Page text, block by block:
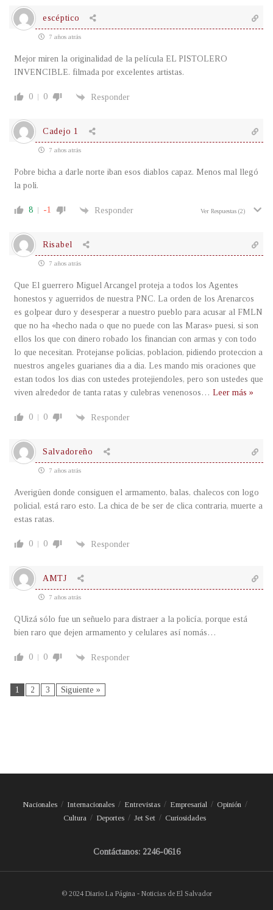
escéptico
7 años atrás
Mejor miren la originalidad de la película EL PISTOLERO
INVENCIBLE. filmada por excelentes artistas.
0 0 Responder
Cadejo 1
7 años atrás
Pobre bicha a darle norte iban esos diablos capaz. Menos mal llegó
la poli.
8 -1 Responder Ver Respuestas (2)
Risabel
7 años atrás
Que El guerrero Miguel Arcangel proteja a todos los Agentes
honestos y aguerridos de nuestra PNC. La orden de los Arenarcos
es golpear duro y desesperar a nuestro pueblo para acusar al FMLN
que no ha «hecho nada o que no puede con las Maras» puesi, si son
ellos los que con dinero robado los financian con armas y con todo
lo que necesitan. Protejanse policias, poblacion, pidiendo proteccion a
nuestros angeles guarianes dia a dia. Les mando mis oraciones que
estan todos los dias con ustedes protejiendoles, pero son ustedes que
viven alrededor de tanta ratas y culebras venenosos … Leer más »
0 0 Responder
Salvadoreño
7 años atrás
Averigüen donde consiguen el armamento, balas, chalecos con logo
policial, está raro esto. La chica de be ser de clica contraria, muerte a
estas ratas.
0 0 Responder
AMTJ
7 años atrás
QUizá sólo fue un señuelo para distraer a la policía, porque está
bien raro que dejen armamento y celulares así nomás…
0 0 Responder
1 2 3 Siguiente »
Nacionales Internacionales Entrevistas Empresarial
Opinión
Cultura
Deportes Jet Set Curiosidades
Contáctanos: 2246-0616
© 2024 Diario La Página - Noticias de El Salvador